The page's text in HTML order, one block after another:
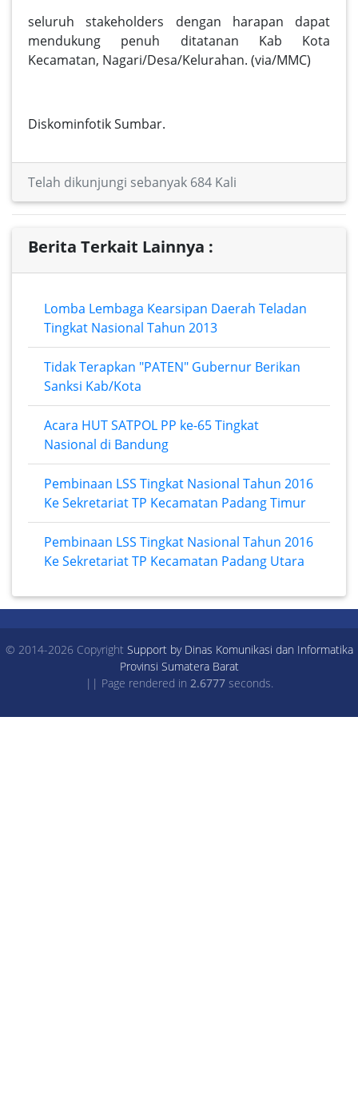
seluruh stakeholders dengan harapan dapat
mendukung penuh ditatanan Kab Kota
Kecamatan, Nagari/Desa/Kelurahan. (via/MMC)
Diskominfotik Sumbar.
Telah dikunjungi sebanyak 684 Kali
Berita Terkait Lainnya :
Lomba Lembaga Kearsipan Daerah Teladan
Tingkat Nasional Tahun 2013
Tidak Terapkan "PATEN" Gubernur Berikan
Sanksi Kab/Kota
Acara HUT SATPOL PP ke-65 Tingkat
Nasional di Bandung
Pembinaan LSS Tingkat Nasional Tahun 2016
Ke Sekretariat TP Kecamatan Padang Timur
Pembinaan LSS Tingkat Nasional Tahun 2016
Ke Sekretariat TP Kecamatan Padang Utara
© 2014-2026 Copyright Support by Dinas Komunikasi dan Informatika
Provinsi Sumatera Barat
|| Page rendered in 2.6777seconds.